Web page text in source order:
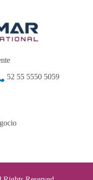
52 55 5550 5059